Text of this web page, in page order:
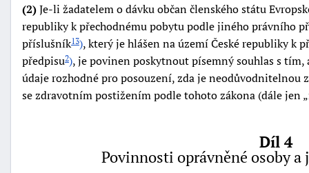
(2)Je-li žadatelem o dávku občan členského státu
republiky k přechodnému pobytu podle jiného právního
příslušník13), který je hlášen na území České republiky k
předpisu2), je povinen poskytnout písemný souhlas s tím,
údaje rozhodné pro posouzení, zda je neodůvodnitelnou
se zdravotním postižením podle tohoto zákona (dále jen
Díl 4
Povinnosti oprávněné osoby